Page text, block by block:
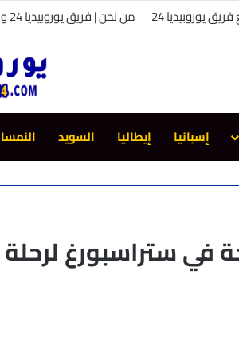
يوروبيديا 24 من نحن | فريق يوروبيديا 24 ومنهجية المحتوى
إسبانيا إيطاليا السويد النمسا
في ستراسبورغ